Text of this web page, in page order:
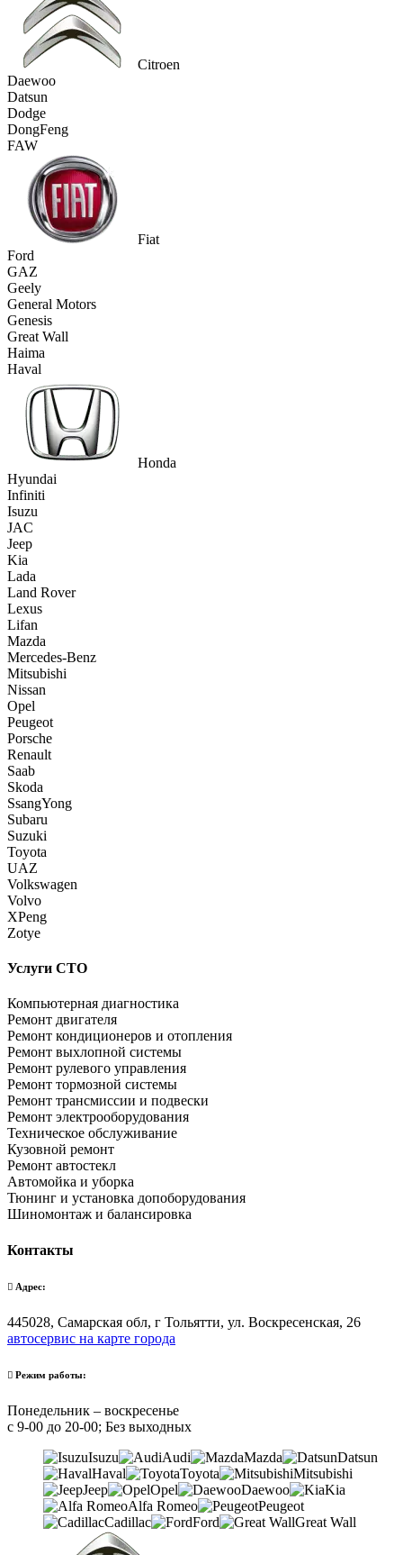
Citroen
Daewoo
Datsun
Dodge
DongFeng
FAW
Fiat
Ford
GAZ
Geely
General Motors
Genesis
Great Wall
Haima
Haval
Honda
Hyundai
Infiniti
Isuzu
JAC
Jeep
Kia
Lada
Land Rover
Lexus
Lifan
Mazda
Mercedes-Benz
Mitsubishi
Nissan
Opel
Peugeot
Porsche
Renault
Saab
Skoda
SsangYong
Subaru
Suzuki
Toyota
UAZ
Volkswagen
Volvo
XPeng
Zotye
Услуги СТО
Компьютерная диагностика
Ремонт двигателя
Ремонт кондиционеров и отопления
Ремонт выхлопной системы
Ремонт рулевого управления
Ремонт тормозной системы
Ремонт трансмиссии и подвески
Ремонт электрооборудования
Техническое обслуживание
Кузовной ремонт
Ремонт автостекл
Автомойка и уборка
Тюнинг и установка допоборудования
Шиномонтаж и балансировка
Контакты
Адрес:
445028, Самарская обл, г Тольятти, ул. Воскресенская, 26
автосервис на карте города
Режим работы:
Понедельник – воскресенье
с 9-00 до 20-00; Без выходных
Isuzu
Audi Mazda
Datsun
Haval
Toyota
Mitsubishi
Jeep
Opel Daewoo
Kia
Alfa Romeo
Peugeot
Cadillac
Ford Great Wall